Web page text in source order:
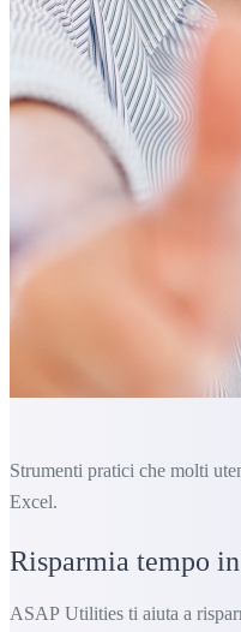
Strumenti pratici che molti
Excel.
Risparmia tempo
ASAP Utilities ti aiuta a